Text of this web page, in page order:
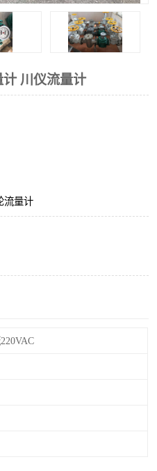
川仪流量计
流量计
电容液位计
加油站液位仪